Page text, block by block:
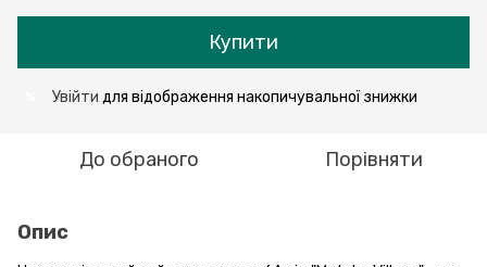
Купити
Увійти для відображення накопичувальної знижки
До обраного Порівняти
Опис